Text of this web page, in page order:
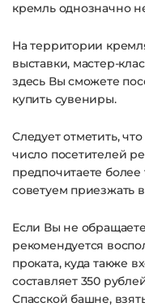
кремль однозначно
На территории
выставки, мастер-
здесь Вы сможете
купить сувениры.
Следует отметить,
число посетителей
предпочитаете
советуем приезжать
Если Вы не
рекомендуется
проката, куда также
составляет 350
Спасской башне,